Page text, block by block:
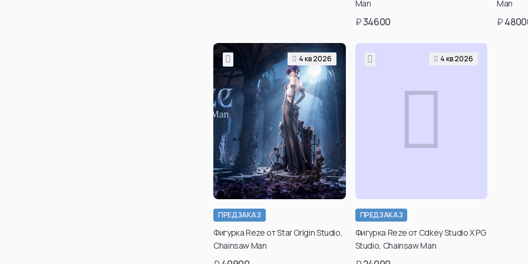
регистрации.
Подтвердить
возраст
Man
₽34600
Man
₽
4 кв 2026
ПРЕДЗАКАЗ
Фигурка Reze от Star Origin Studio,
Chainsaw Man
4 кв 2026
Подтвердить свой
возраст для просмотра
ПРЕДЗАКАЗ
Фигурка Reze от Cdkey Studio X PG
Studio, Chainsaw Man